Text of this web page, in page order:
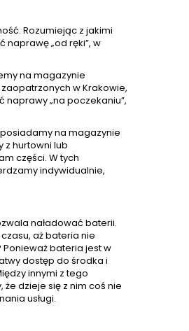
Rozumiejąc z jakimi
„od ręki”, w
na magazynie
w Krakowie,
„na poczekaniu”,
na magazynie
hurtowni lub
części. W tych
indywidualnie,
naładować baterii.
aż bateria nie
bateria jest w
dostęp do środka i
innymi z tego
dzieje się z nim coś nie
usługi.